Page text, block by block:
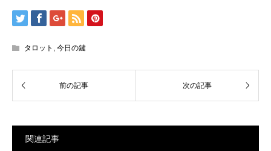
タロット , 今日の鍵
関連記事